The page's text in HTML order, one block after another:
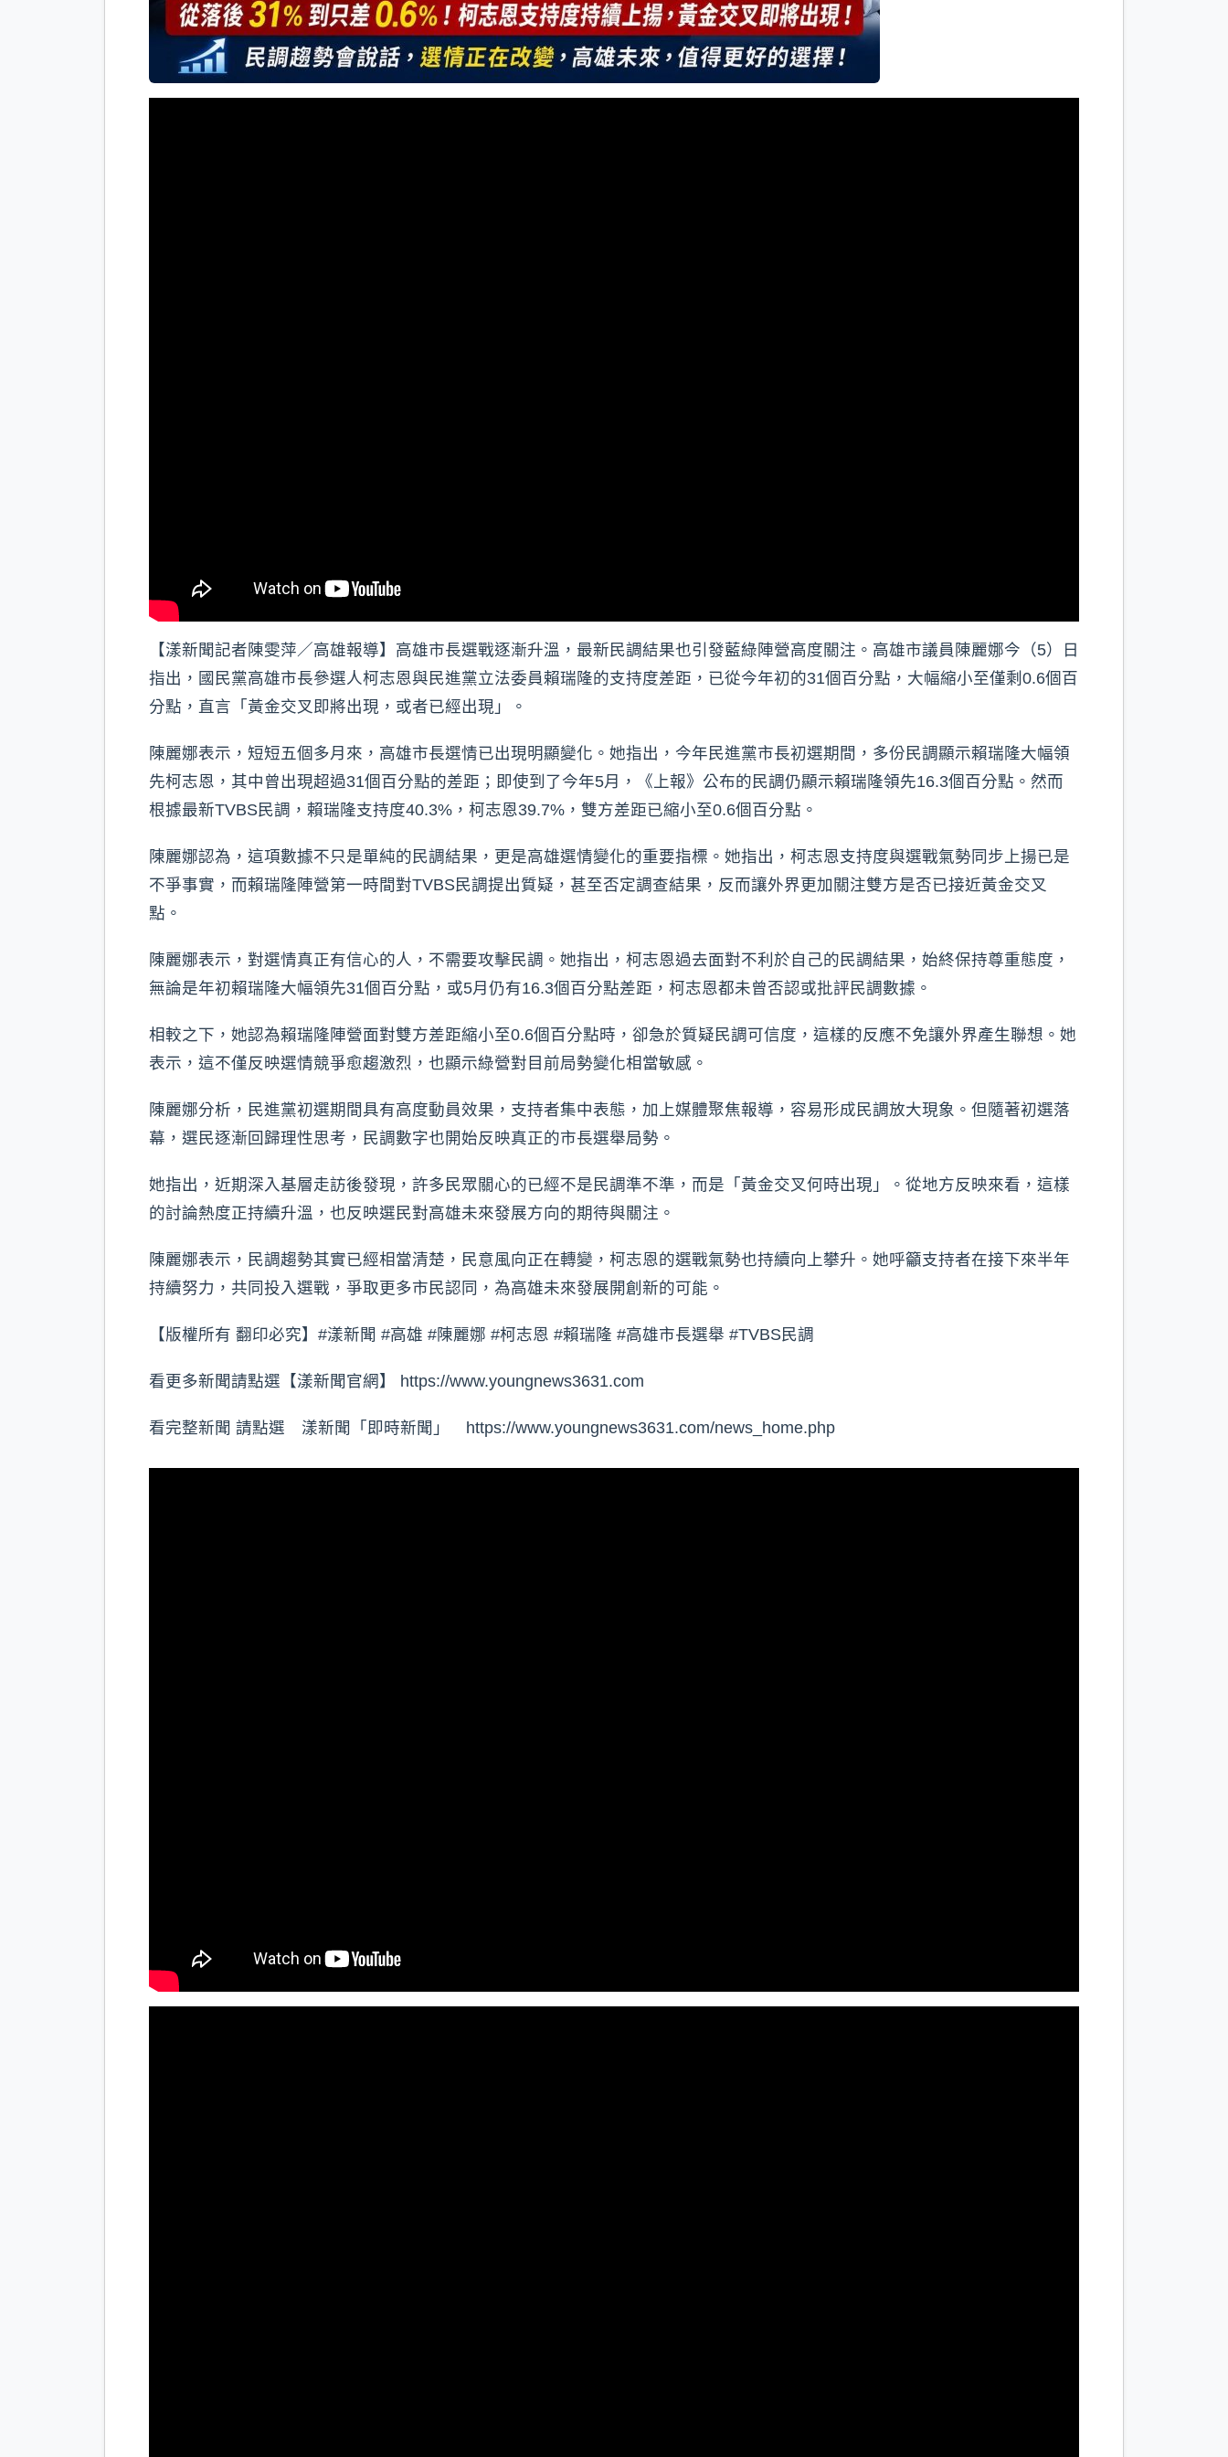
【漾新聞記者陳雯萍／高雄報導】高雄市長選戰逐漸升溫，最新民調結果也引發藍綠陣營高度關注。高雄市議員陳麗娜今（5）日
指出，國民黨高雄市長參選人柯志恩與民進黨立法委員賴瑞隆的支持度差距，已從今年初的31個百分點，大幅縮小至僅剩0.6個百
分點，直言「黃金交叉即將出現，或者已經出現」。
陳麗娜表示，短短五個多月來，高雄市長選情已出現明顯變化。她指出，今年民進黨市長初選期間，多份民調顯示賴瑞隆大幅領
先柯志恩，其中曾出現超過31個百分點的差距；即使到了今年5月，《上報》公布的民調仍顯示賴瑞隆領先16.3個百分點。然而
根據最新TVBS民調，賴瑞隆支持度40.3%，柯志恩39.7%，雙方差距已縮小至0.6個百分點。
陳麗娜認為，這項數據不只是單純的民調結果，更是高雄選情變化的重要指標。她指出，柯志恩支持度與選戰氣勢同步上揚已是
不爭事實，而賴瑞隆陣營第一時間對TVBS民調提出質疑，甚至否定調查結果，反而讓外界更加關注雙方是否已接近黃金交叉
點。
陳麗娜表示，對選情真正有信心的人，不需要攻擊民調。她指出，柯志恩過去面對不利於自己的民調結果，始終保持尊重態度，
無論是年初賴瑞隆大幅領先31個百分點，或5月仍有16.3個百分點差距，柯志恩都未曾否認或批評民調數據。
相較之下，她認為賴瑞隆陣營面對雙方差距縮小至0.6個百分點時，卻急於質疑民調可信度，這樣的反應不免讓外界產生聯想。她
表示，這不僅反映選情競爭愈趨激烈，也顯示綠營對目前局勢變化相當敏感。
陳麗娜分析，民進黨初選期間具有高度動員效果，支持者集中表態，加上媒體聚焦報導，容易形成民調放大現象。但隨著初選落
幕，選民逐漸回歸理性思考，民調數字也開始反映真正的市長選舉局勢。
她指出，近期深入基層走訪後發現，許多民眾關心的已經不是民調準不準，而是「黃金交叉何時出現」。從地方反映來看，這樣
的討論熱度正持續升溫，也反映選民對高雄未來發展方向的期待與關注。
陳麗娜表示，民調趨勢其實已經相當清楚，民意風向正在轉變，柯志恩的選戰氣勢也持續向上攀升。她呼籲支持者在接下來半年
持續努力，共同投入選戰，爭取更多市民認同，為高雄未來發展開創新的可能。
【版權所有 翻印必究】#漾新聞 #高雄 #陳麗娜 #柯志恩 #賴瑞隆 #高雄市長選舉 #TVBS民調
看更多新聞請點選【漾新聞官網】 https://www.youngnews3631.com⁠
看完整新聞 請點選 漾新聞「即時新聞」 https://www.youngnews3631.com/news_home.php⁠